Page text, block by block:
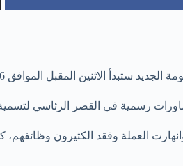
في محاولة جديدة لدفع السياسيين المنقسمين في البلاد لتشكيل حكومة.
رسمية في القصر الرئاسي
العملة وفقد الكثيرون